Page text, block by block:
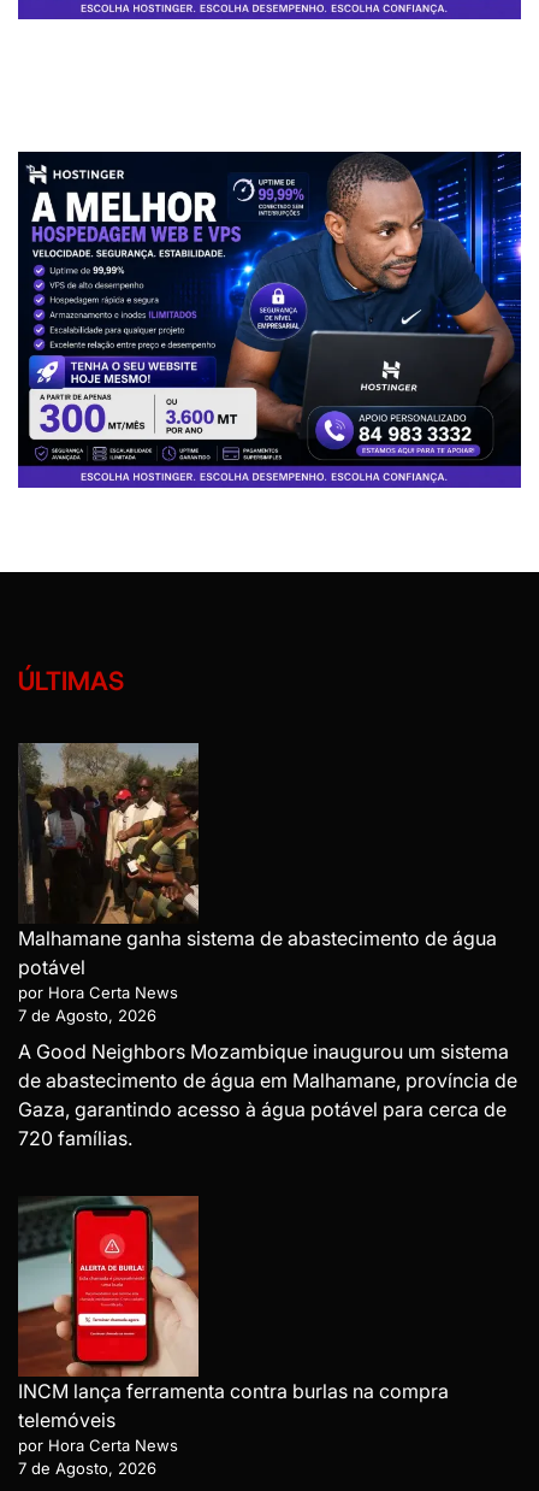
ÚLTIMAS
Malhamane ganha sistema de abastecimento de água
potável
por Hora Certa News
7 de Agosto, 2026
A Good Neighbors Mozambique inaugurou um sistema
de abastecimento de água em Malhamane, província de
Gaza, garantindo acesso à água potável para cerca de
720 famílias.
INCM lança ferramenta contra burlas na compra
telemóveis
por Hora Certa News
7 de Agosto, 2026